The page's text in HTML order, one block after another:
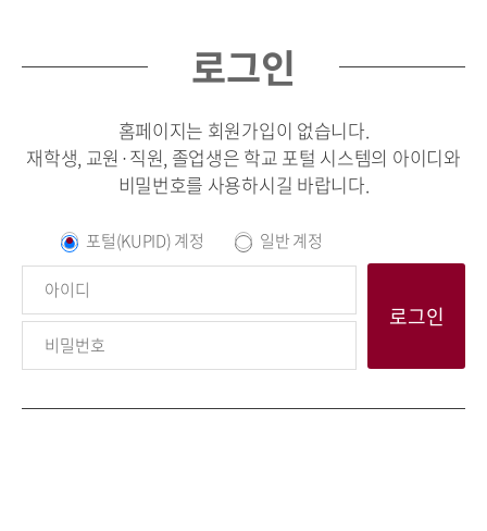
로그인
홈페이지는 회원가입이 없습니다.
재학생, 교원·직원, 졸업생은 학교 포털 시스템의 아이디와
비밀번호를 사용하시길 바랍니다.
포털(KUPID) 계정 일반 계정